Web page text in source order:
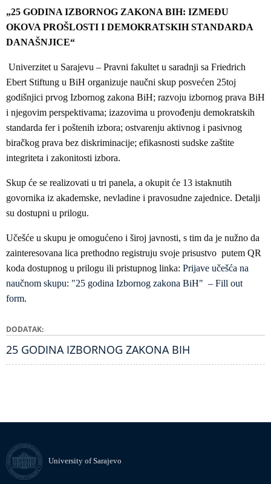
„25 GODINA IZBORNOG ZAKONA BIH: IZMEĐU
OKOVA PROŠLOSTI I DEMOKRATSKIH STANDARDA
DANAŠNJICE“
Univerzitet u Sarajevu – Pravni fakultet u saradnji sa Friedrich
Ebert Stiftung u BiH organizuje naučni skup posvećen 25toj
godišnjici prvog Izbornog zakona BiH; razvoju izbornog prava BiH
i njegovim perspektivama; izazovima u provođenju demokratskih
standarda fer i poštenih izbora; ostvarenju aktivnog i pasivnog
biračkog prava bez diskriminacije; efikasnosti sudske zaštite
integriteta i zakonitosti izbora.
Skup će se realizovati u tri panela, a okupit će 13 istaknutih
govornika iz akademske, nevladine i pravosudne zajednice. Detalji
su dostupni u prilogu.
Učešće u skupu je omogućeno i široj javnosti, s tim da je nužno da
zainteresovana lica prethodno registruju svoje prisustvo ​ putem QR
koda dostupnog u prilogu ili pristupnog linka: Prijave učešća na
naučnom skupu: "25 godina Izbornog zakona BiH" – Fill out
form.
DODATAK
25 GODINA IZBORNOG ZAKONA BIH
University of Sarajevo